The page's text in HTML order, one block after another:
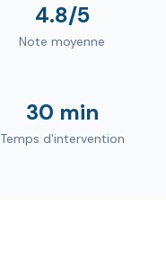
4.8/5
Note moyenne
30 min
Temps d'intervention